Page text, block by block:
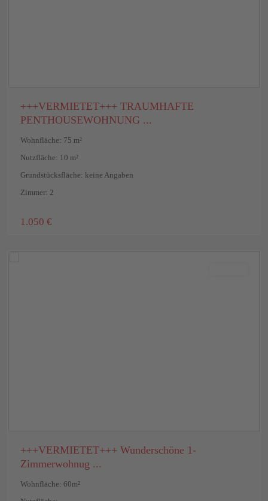
+++VERMIETET+++ TRAUMHAFTE
PENTHOUSEWOHNUNG ...
Wohnfläche: 75 m²
Nutzfläche: 10 m²
Grundstücksfläche: keine Angaben
Zimmer: 2
1.050 €
Mainz-
+++VERMIETET+++ Wunderschöne 1-
Zimmerwohnug ...
Wohnfläche: 60m²